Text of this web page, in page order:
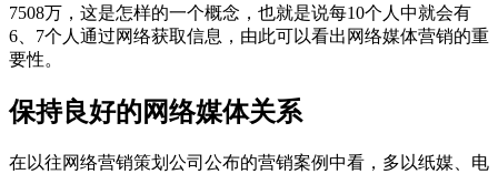
7508万，这是怎样的一个概念，也就是说每10个人中就会有
6、7个人通过网络获取信息，由此可以看出网络媒体营销的重
要性。
保持良好的网络媒体关系
在以往网络营销策划公司公布的营销案例中看，多以纸媒、电